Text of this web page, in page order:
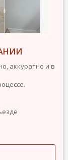
аккуратно и в